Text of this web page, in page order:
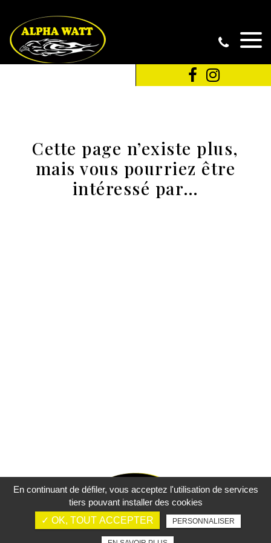
Cette page n’existe plus,
mais vous pourriez être
intéressé par…
En continuant de défiler, vous acceptez l'utilisation de services
tiers pouvant installer des cookies
✓ OK, TOUT ACCEPTER
PERSONNALISER